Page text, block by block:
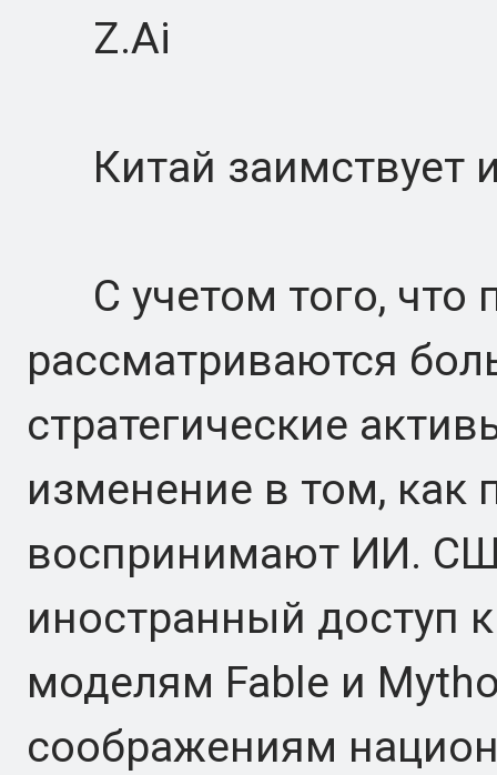
Z.Ai
Китай заимствует
С учетом того, что
рассматриваются
стратегические
изменение в том, как
воспринимают ИИ.
иностранный доступ
моделям Fable и
соображениям